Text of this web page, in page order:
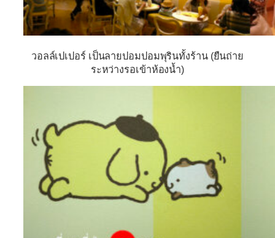
วอลล์เปเปอร์ เป็นลายปอมปอมพุรินทั้งร้าน (ยืนถ่าย
ระหว่างรอเข้าห้องน้ำ)